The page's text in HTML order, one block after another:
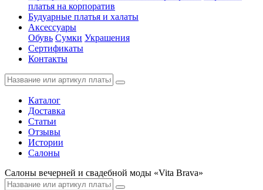
платья на корпоратив
Будуарные платья и халаты
Аксессуары
Обувь Сумки Украшения
Сертификаты
Контакты
Каталог
Доставка
Статьи
Отзывы
Истории
Салоны
Салоны вечерней и свадебной моды «Vita Brava»